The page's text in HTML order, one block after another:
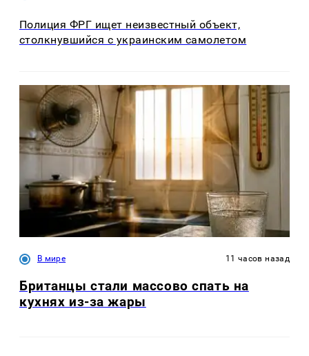
Полиция ФРГ ищет неизвестный объект,
столкнувшийся с украинским самолетом
В мире 11 часов назад
Британцы стали массово спать на
кухнях из-за жары